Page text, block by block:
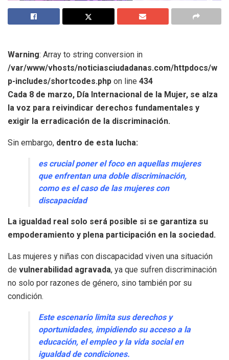
Warning: Array to string conversion in
/var/www/vhosts/noticiasciudadanas.com/httpdocs/w
p-includes/shortcodes.php on line 434
Cada 8 de marzo, Día Internacional de la Mujer, se alza
la voz para reivindicar derechos fundamentales y
exigir la erradicación de la discriminación.
Sin embargo, dentro de esta lucha:
es crucial poner el foco en aquellas mujeres
que enfrentan una doble discriminación,
como es el caso de las mujeres con
discapacidad
La igualdad real solo será posible si se garantiza su
empoderamiento y plena participación en la sociedad.
Las mujeres y niñas con discapacidad viven una situación
de vulnerabilidad agravada, ya que sufren discriminación
no solo por razones de género, sino también por su
condición.
Este escenario limita sus derechos y
oportunidades, impidiendo su acceso a la
educación, el empleo y la vida social en
igualdad de condiciones.